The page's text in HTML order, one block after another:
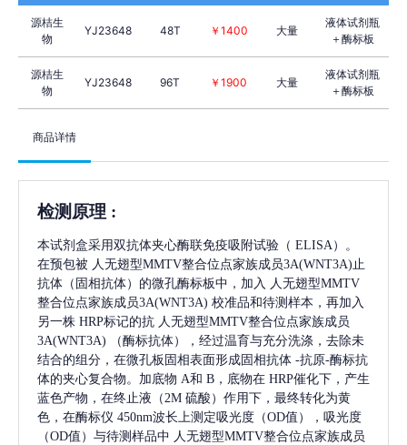
源桔生
物
YJ23648 48T ￥1400 大量
液体试剂瓶
＋酶标板
源桔生
物
YJ23648 96T ￥1900 大量
液体试剂瓶
＋酶标板
商品详情
检测原理 :
本试剂盒采用双抗体夹心酶联免疫吸附试验（ ELISA）。
在预包被 人无翅型MMTV整合位点家族成员3A(WNT3A)止
抗体（固相抗体）的微孔酶标板中，加入 人无翅型MMTV
整合位点家族成员3A(WNT3A) 校准品和待测样本，再加入
另一株 HRP标记的抗 人无翅型MMTV整合位点家族成员
3A(WNT3A)
（酶标抗体），经过温育与充分洗涤，去除未
结合的组分，在微孔板固相表面形成固相抗体 -抗原-酶标抗
体的夹心复合物。加底物 A和 B，底物在 HRP催化下，产生
蓝色产物，在终止液（2M 硫酸）作用下，最终转化为黄
色，在酶标仪 450nm波长上测定吸光度（OD值），吸光度
（OD值）与待测样品中 人无翅型MMTV整合位点家族成员